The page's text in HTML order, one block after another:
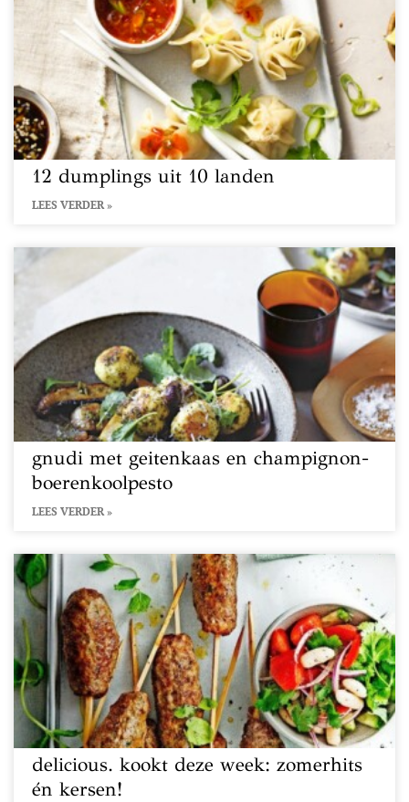
12 dumplings uit 10 landen
LEES VERDER »
gnudi met geitenkaas en champignon-
boerenkoolpesto
LEES VERDER »
delicious. kookt deze week: zomerhits
én kersen!